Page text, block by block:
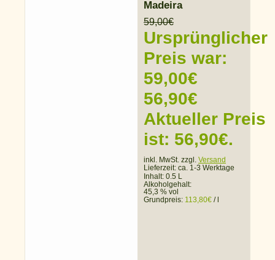
Madeira
59,00€
Ursprünglicher
Preis war:
59,00€
56,90€
Aktueller Preis
ist: 56,90€.
inkl. MwSt. zzgl. Versand
Lieferzeit: ca. 1-3 Werktage
Inhalt: 0.5 L
Alkoholgehalt:
45,3 % vol
Grundpreis: 113,80€ /